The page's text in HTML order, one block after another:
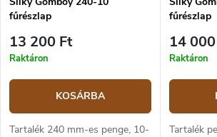
fűrészlap
13 200 Ft
Raktáron
KOSÁRBA
Tartalék 240 mm-es penge, 10-
fűrészlap
14
Raktáron
Tartalék